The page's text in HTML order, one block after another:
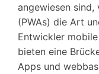
angewiesen sind,
(PWAs) die Art
Entwickler
bieten eine
Apps und